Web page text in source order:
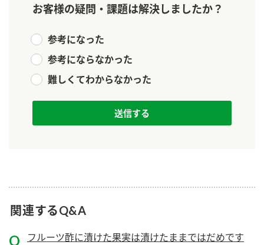
かおりの蔵
鍋なび
納豆のサイト
PIN印
ぽん酢サワー
納豆の豆知識
ミツカンの歴史
ZENB initiative
MIM（ミツカンミュージアム）
キッザニア東京「ぽん酢工房」
ニュースリリース
お客様相談センター
お客様の声をいかしました
販売終了製品のご案内
お問い合わせ
地図から取り扱い店舗を探す
お客様の疑問・課題は解決しましたか？
参考になった
参考にならなかった
難しくてわからなかった
関連するQ&A
フルーツ酢に漬けた果実は漬けたままではだめです